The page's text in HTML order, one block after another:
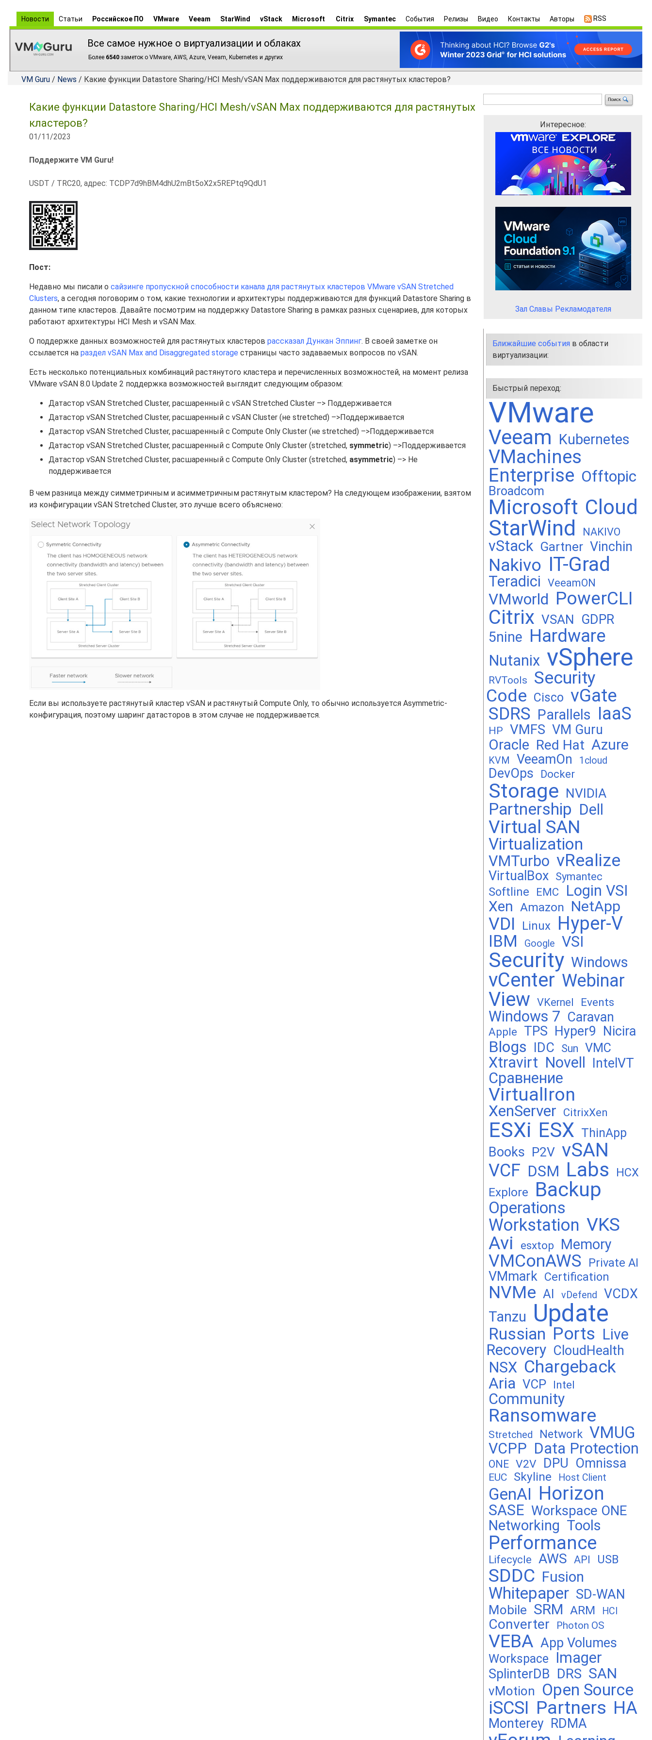
Новости Статьи Российское ПО VMware Veeam StarWind vStack Microsoft Citrix Symantec События Релизы Видео Контакты Авторы RSS
Все самое нужное о виртуализации и облаках
Более 6540 заметок о VMware, AWS, Azure, Veeam, Kubernetes и других
VM Guru / News / Какие функции Datastore Sharing/HCI Mesh/vSAN Max поддерживаются для растянутых кластеров?
Какие функции Datastore Sharing/HCI Mesh/vSAN Max поддерживаются для растянутых
кластеров?
01/11/2023
Поддержите VM Guru!
USDT / TRC20, адрес: TCDP7d9hBM4dhU2mBt5oX2x5REPtq9QdU1
Пост:
Недавно мы писали о сайзинге пропускной способности канала для растянутых кластеров VMware vSAN Stretched
Clusters, а сегодня поговорим о том, какие технологии и архитектуры поддерживаются для функций Datastore Sharing в
данном типе кластеров. Давайте посмотрим на поддержку Datastore Sharing в рамках разных сценариев, для которых
работают архитектуры HCI Mesh и vSAN Max.
О поддержке данных возможностей для растянутых кластеров рассказал Дункан Эппинг. В своей заметке он
ссылается на раздел vSAN Max and Disaggregated storage страницы часто задаваемых вопросов по vSAN.
Есть несколько потенциальных комбинаций растянутого кластера и перечисленных возможностей, на момент релиза
VMware vSAN 8.0 Update 2 поддержка возможностей выглядит следующим образом:
Датастор vSAN Stretched Cluster, расшаренный с vSAN Stretched Cluster –> Поддерживается
Датастор vSAN Stretched Cluster, расшаренный с vSAN Cluster (не stretched) –>Поддерживается
Датастор vSAN Stretched Cluster, расшаренный с Compute Only Cluster (не stretched) –>Поддерживается
Датастор vSAN Stretched Cluster, расшаренный с Compute Only Cluster (stretched, symmetric) –>Поддерживается
Датастор vSAN Stretched Cluster, расшаренный с Compute Only Cluster (stretched, asymmetric) –> Не
поддерживается
В чем разница между симметричным и асимметричным растянутым кластером? На следующем изображении, взятом
из конфигурации vSAN Stretched Cluster, это лучше всего объяснено:
Если вы используете растянутый кластер vSAN и растянутый Compute Only, то обычно используется Asymmetric-
конфигурация, поэтому шаринг датасторов в этом случае не поддерживается.
Интересное:
Зал Славы Рекламодателя
Ближайшие события в области
виртуализации:
Быстрый переход:
VMware
Veeam Kubernetes
VMachines
Enterprise Offtopic
Broadcom
Microsoft Cloud
StarWind NAKIVO
vStack Gartner Vinchin
Nakivo IT-Grad
Teradici VeeamON
VMworld PowerCLI
Citrix VSAN GDPR
5nine Hardware
Nutanix vSphere
RVTools
Security
Code Cisco vGate
SDRS Parallels IaaS
HP VMFS VM Guru
Oracle Red Hat Azure
KVM VeeamOn 1cloud
DevOps Docker
Storage NVIDIA
Partnership Dell
Virtual SAN
Virtualization
VMTurbo vRealize
VirtualBox Symantec
Softline EMC
Login VSI
Xen Amazon NetApp
VDI Linux Hyper-V
IBM Google VSI
Security Windows
vCenter Webinar
View VKernel Events
Windows 7 Caravan
Apple TPS Hyper9 Nicira
Blogs IDC Sun VMC
Xtravirt Novell IntelVT
Сравнение
VirtualIron
XenServer CitrixXen
ESXi ESX ThinApp
Books P2V vSAN
VCF DSM Labs HCX
Explore Backup
Operations
Workstation VKS
Avi
esxtop Memory
VMConAWS Private AI
VMmark Certification
NVMe AI vDefend VCDX
Tanzu Update
Russian Ports Live
Recovery CloudHealth
NSX Chargeback
Aria VCP Intel
Community
Ransomware
Stretched Network VMUG
VCPP Data Protection
ONE V2V DPU Omnissa
EUC Skyline Host Client
GenAI Horizon
SASE Workspace ONE
Networking Tools
Performance
Lifecycle AWS API USB
SDDC Fusion
Whitepaper SD-WAN
Mobile SRM ARM HCI
Converter Photon OS
VEBA App Volumes
Workspace Imager
SplinterDB DRS SAN
vMotion Open Source
iSCSI Partners HA
Monterey RDMA